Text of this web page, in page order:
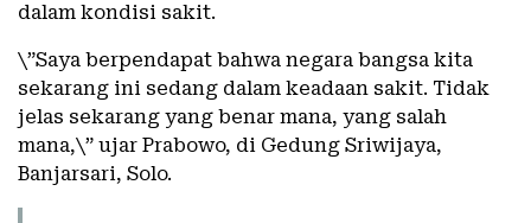
dalam kondisi sakit.
\”Saya berpendapat bahwa negara bangsa kita
sekarang ini sedang dalam keadaan sakit. Tidak
jelas sekarang yang benar mana, yang salah
mana,\” ujar Prabowo, di Gedung Sriwijaya,
Banjarsari, Solo.